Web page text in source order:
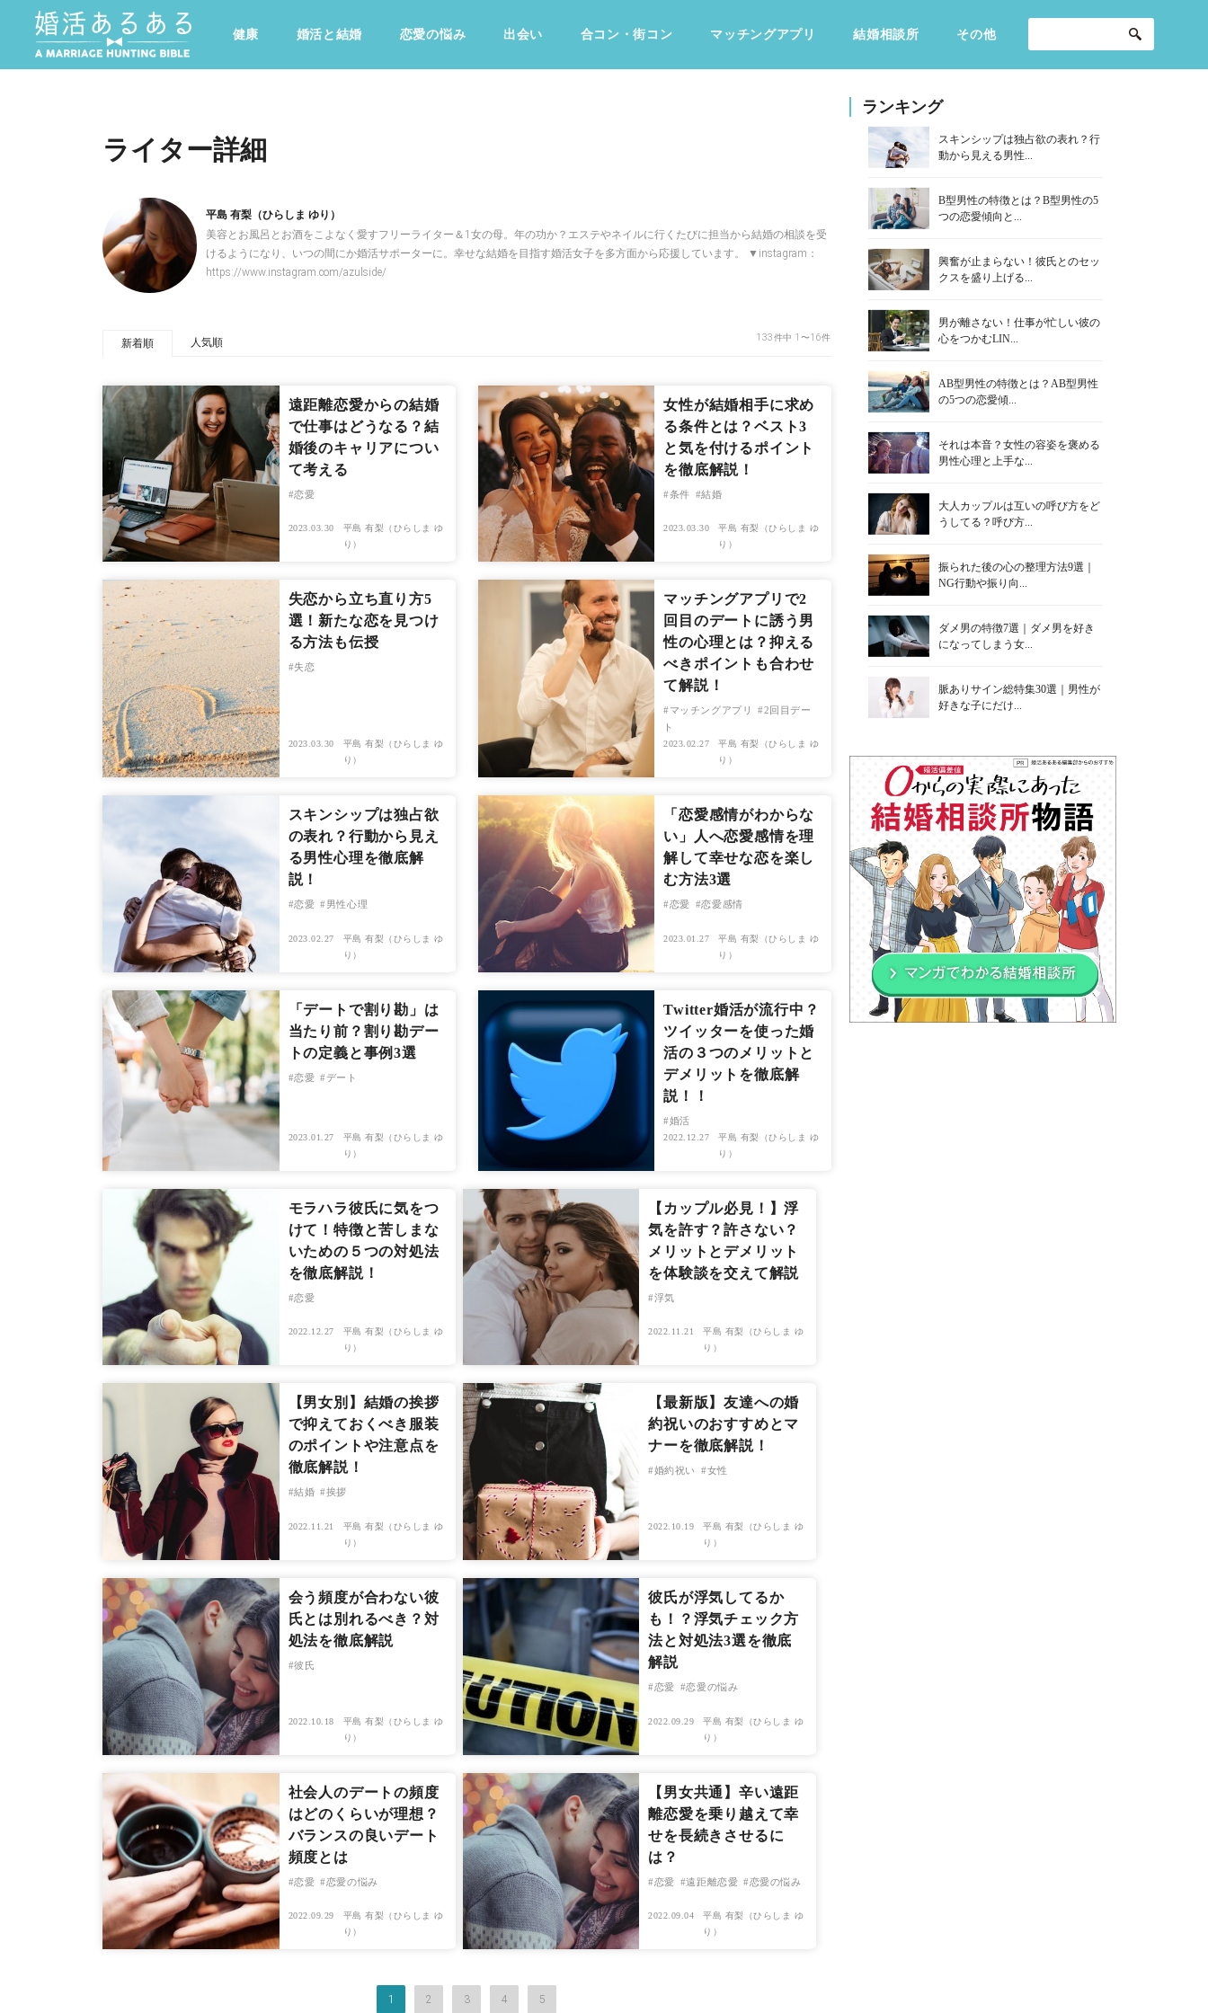
健康 婚活と結婚 恋愛の悩み 出会い 合コン・街コン マッチングアプリ 結婚相談所 その他
ライター詳細
平島 有梨（ひらしま ゆり）
美容とお風呂とお酒をこよなく愛すフリーライター＆1女の母。年の功か？エステやネイルに行くたびに担当から結婚の相談を受
けるようになり、いつの間にか婚活サポーターに。幸せな結婚を目指す婚活女子を多方面から応援しています。 ▼instagram：
https://www.instagram.com/azulside/
新着順 人気順 133件中 1〜16件
遠距離恋愛からの結婚
で仕事はどうなる？結
婚後のキャリアについ
て考える
恋愛
2023.03.30
平島 有梨（ひらしま ゆ
り）
女性が結婚相手に求め
る条件とは？ベスト3
と気を付けるポイント
を徹底解説！
条件 結婚
2023.03.30
平島 有梨（ひらしま ゆ
り）
失恋から立ち直り方5
選！新たな恋を見つけ
る方法も伝授
失恋
2023.03.30
平島 有梨（ひらしま ゆ
り）
マッチングアプリで2
回目のデートに誘う男
性の心理とは？抑える
べきポイントも合わせ
て解説！
マッチングアプリ
2回目デー
ト
2023.02.27
平島 有梨（ひらしま ゆ
り）
スキンシップは独占欲
の表れ？行動から見え
る男性心理を徹底解
説！
恋愛 男性心理
2023.02.27
平島 有梨（ひらしま ゆ
り）
「恋愛感情がわからな
い」人へ恋愛感情を理
解して幸せな恋を楽し
む方法3選
恋愛 恋愛感情
2023.01.27
平島 有梨（ひらしま ゆ
り）
「デートで割り勘」は
当たり前？割り勘デー
トの定義と事例3選
恋愛 デート
2023.01.27
平島 有梨（ひらしま ゆ
り）
Twitter婚活が流行中？
ツイッターを使った婚
活の３つのメリットと
デメリットを徹底解
説！！
婚活
2022.12.27
平島 有梨（ひらしま ゆ
り）
モラハラ彼氏に気をつ
けて！特徴と苦しまな
いための５つの対処法
を徹底解説！
恋愛
2022.12.27
平島 有梨（ひらしま ゆ
り）
【カップル必見！】浮
気を許す？許さない？
メリットとデメリット
を体験談を交えて解説
浮気
2022.11.21
平島 有梨（ひらしま ゆ
り）
【男女別】結婚の挨拶
で抑えておくべき服装
のポイントや注意点を
徹底解説！
結婚 挨拶
2022.11.21
平島 有梨（ひらしま ゆ
り）
【最新版】友達への婚
約祝いのおすすめとマ
ナーを徹底解説！
婚約祝い 女性
2022.10.19
平島 有梨（ひらしま ゆ
り）
会う頻度が合わない彼
氏とは別れるべき？対
処法を徹底解説
彼氏
2022.10.18
平島 有梨（ひらしま ゆ
り）
彼氏が浮気してるか
も！？浮気チェック方
法と対処法3選を徹底
解説
恋愛 恋愛の悩み
2022.09.29
平島 有梨（ひらしま ゆ
り）
社会人のデートの頻度
はどのくらいが理想？
バランスの良いデート
頻度とは
恋愛 恋愛の悩み
2022.09.29
平島 有梨（ひらしま ゆ
り）
【男女共通】辛い遠距
離恋愛を乗り越えて幸
せを長続きさせるに
は？
恋愛 遠距離恋愛 恋愛の悩み
2022.09.04
平島 有梨（ひらしま ゆ
り）
1 2 3 4 5
ランキング
スキンシップは独占欲の表れ？行
動から見える男性...
B型男性の特徴とは？B型男性の5
つの恋愛傾向と...
興奮が止まらない！彼氏とのセッ
クスを盛り上げる...
男が離さない！仕事が忙しい彼の
心をつかむLIN...
AB型男性の特徴とは？AB型男性
の5つの恋愛傾...
それは本音？女性の容姿を褒める
男性心理と上手な...
大人カップルは互いの呼び方をど
うしてる？呼び方...
振られた後の心の整理方法9選｜
NG行動や振り向...
ダメ男の特徴7選｜ダメ男を好き
になってしまう女...
脈ありサイン総特集30選｜男性が
好きな子にだけ...